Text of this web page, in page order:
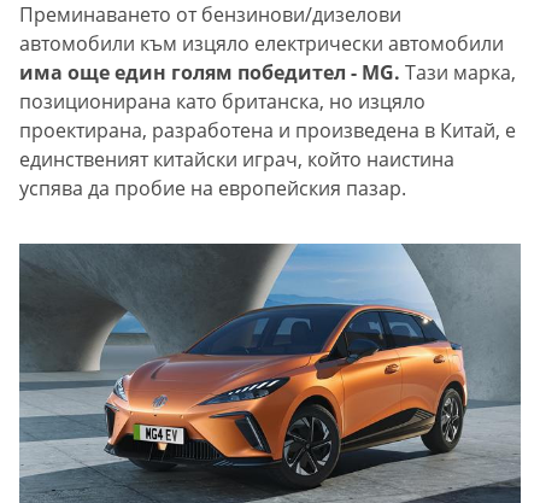
Преминаването от бензинови/дизелови
автомобили към изцяло електрически автомобили
има още един голям победител - MG. Тази марка,
позиционирана като британска, но изцяло
проектирана, разработена и произведена в Китай, е
единственият китайски играч, който наистина
успява да пробие на европейския пазар.